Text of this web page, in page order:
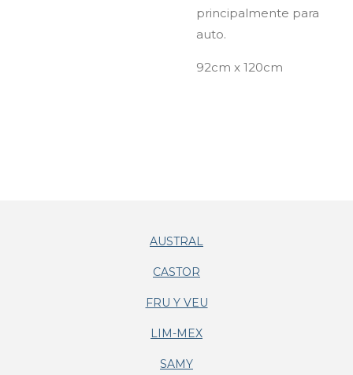
principalmente para
auto.
92cm x 120cm
AUSTRAL
CASTOR
FRU Y VEU
LIM-MEX
SAMY